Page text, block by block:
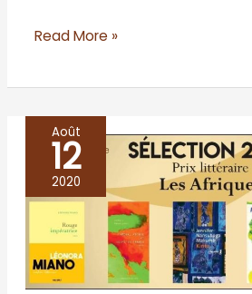
Read More »
Août
12
2020
Communiqué
de
presse
de
La
CENE